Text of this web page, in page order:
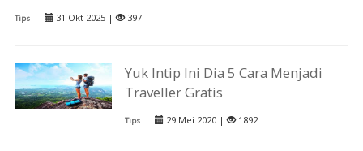
Tips 31 Okt 2025 | 397
Yuk Intip Ini Dia 5 Cara Menjadi
Traveller Gratis
Tips 29 Mei 2020 | 1892